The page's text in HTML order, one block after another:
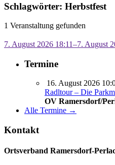
Schlagwörter: Herbstfest
1 Veranstaltung gefunden
7. August 2026 18:11–7. August
Termine
16. August 2026
Radltour – Die
OV Ramersdorf/
Alle Termine →
Kontakt
Ortsverband Ramersdorf-